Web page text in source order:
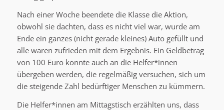
Nach einer Woche beendete die Klasse die Aktion,
obwohl sie dachten, dass es nicht viel war, wurde am
Ende ein ganzes (nicht gerade kleines) Auto gefüllt und
alle waren zufrieden mit dem Ergebnis. Ein Geldbetrag
von 100 Euro konnte auch an die Helfer*innen
übergeben werden, die regelmäßig versuchen, sich um
die steigende Zahl bedürftiger Menschen zu kümmern.
Die Helfer*innen am Mittagstisch erzählten uns, dass